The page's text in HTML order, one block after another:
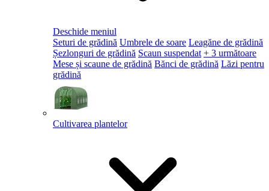
Deschide meniul
Seturi de grădină Umbrele de soare Leagăne de grădină
Șezlonguri de grădină Scaun suspendat + 3 următoare
Mese și scaune de grădină Bănci de grădină Lăzi pentru
grădină
Cultivarea plantelor